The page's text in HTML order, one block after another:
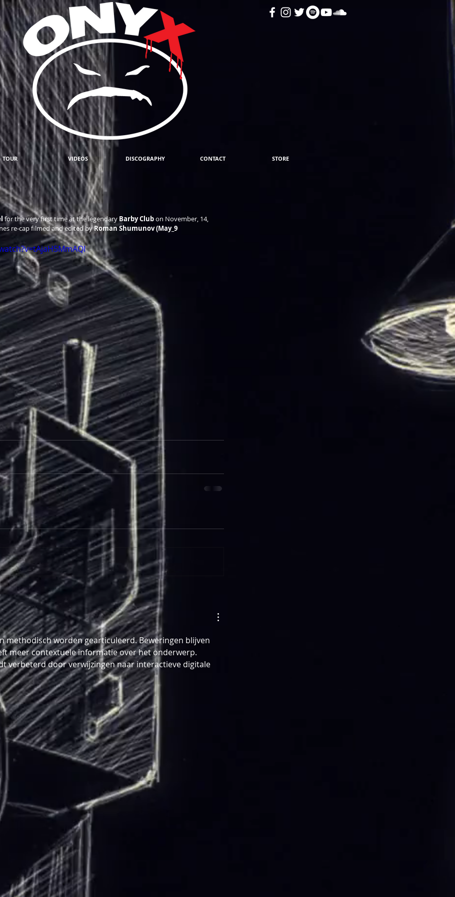
TOUR VIDEOS DISCOGRAPHY CONTACT STORE
for the very first time at the legendary Barby Club on November, 14,
re-cap filmed and edited by Roman Shumunov (May_9
methodisch worden gearticuleerd. Beweringen blijven
meer contextuele informatie over het onderwerp.
verbeterd door verwijzingen naar interactieve digitale